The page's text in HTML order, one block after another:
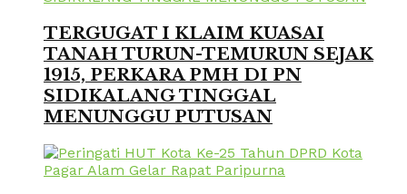
TERGUGAT I KLAIM KUASAI
TANAH TURUN-TEMURUN SEJAK
1915, PERKARA PMH DI PN
SIDIKALANG TINGGAL
MENUNGGU PUTUSAN